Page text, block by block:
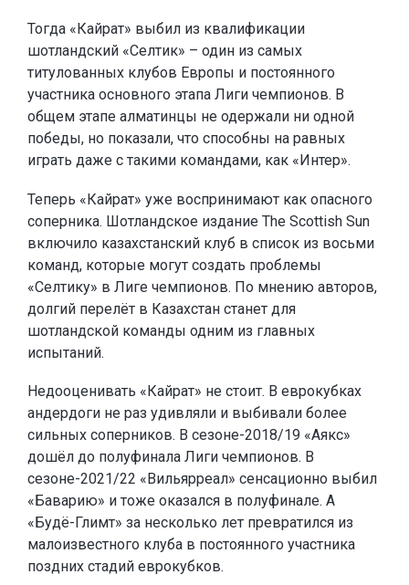
Тогда «Кайрат» выбил из квалификации
шотландский «Селтик» – один из самых
титулованных клубов Европы и постоянного
участника основного этапа Лиги чемпионов. В
общем этапе алматинцы не одержали ни одной
победы, но показали, что способны на равных
играть даже с такими командами, как «Интер».
Теперь «Кайрат» уже воспринимают как опасного
соперника. Шотландское издание The Scottish Sun
включило казахстанский клуб в список из восьми
команд, которые могут создать проблемы
«Селтику» в Лиге чемпионов. По мнению авторов,
долгий перелёт в Казахстан станет для
шотландской команды одним из главных
испытаний.
Недооценивать «Кайрат» не стоит. В еврокубках
андердоги не раз удивляли и выбивали более
сильных соперников. В сезоне-2018/19 «Аякс»
дошёл до полуфинала Лиги чемпионов. В
сезоне-2021/22 «Вильярреал» сенсационно выбил
«Баварию» и тоже оказался в полуфинале. А
«Будё-Глимт» за несколько лет превратился из
малоизвестного клуба в постоянного участника
поздних стадий еврокубков.